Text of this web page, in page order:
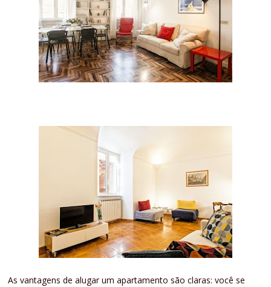
As vantagens de alugar um apartamento são claras: você se